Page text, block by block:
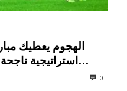
الهجوم يعطيك
استراتيجية
0